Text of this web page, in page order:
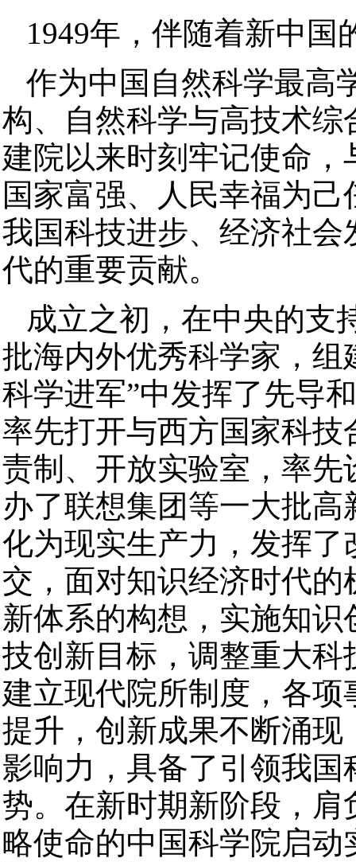
1949年，伴随着新中国
作为中国自然科学最高
构、自然科学与高技术
建院以来时刻牢记使命
国家富强、人民幸福为
我国科技进步、经济社
代的重要贡献。
成立之初，在中央的支
批海内外优秀科学家，
科学进军”中发挥了先导
率先打开与西方国家科
责制、开放实验室，率
办了联想集团等一大批
化为现实生产力，发挥
交，面对知识经济时代
新体系的构想，实施知识
技创新目标，调整重大
建立现代院所制度，各
提升，创新成果不断涌
影响力，具备了引领我
势。在新时期新阶段，
略使命的中国科学院启动